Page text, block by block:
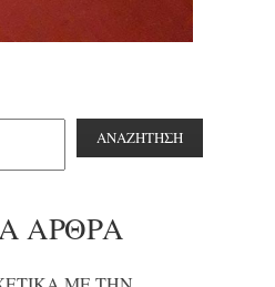
ΑΝΑΖΉΤΗΣΗ
ΆΡΘΡΑ